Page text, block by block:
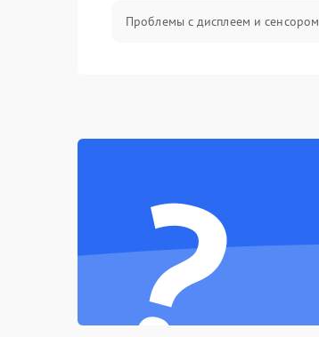
Проблемы с дисплеем и сенсором
аккумулятором
?